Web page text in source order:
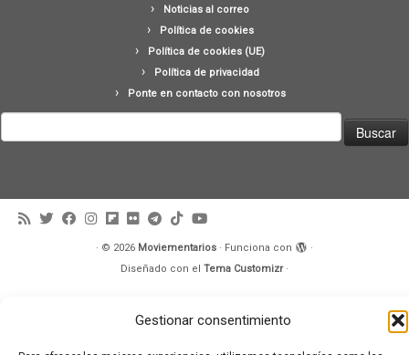
Gestionar consentimiento
Noticias al correo
Política de cookies
Política de cookies (UE)
Política de privacidad
Ponte en contacto con nosotros
· © 2026 Moviementarios · Funciona con
·
Diseñado con el Tema Customizr·